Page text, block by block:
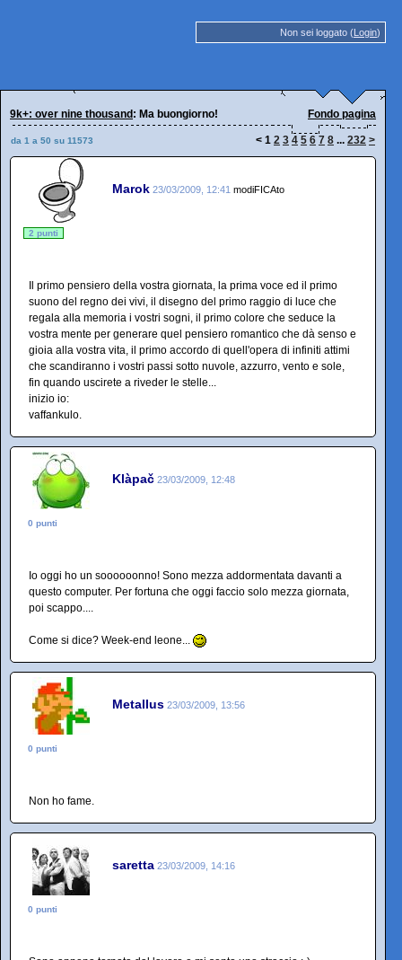
Non sei loggato (Login)
9k+: over nine thousand : Ma buongiorno! Fondo pagina
da 1 a 50 su 11573 < 1 2 3 4 5 6 7 8 ... 232 >
Marok 23/03/2009, 12:41 modiFICAto
2 punti
Il primo pensiero della vostra giornata, la prima voce ed il primo
suono del regno dei vivi, il disegno del primo raggio di luce che
regala alla memoria i vostri sogni, il primo colore che seduce la
vostra mente per generare quel pensiero romantico che dà senso e
gioia alla vostra vita, il primo accordo di quell'opera di infiniti attimi
che scandiranno i vostri passi sotto nuvole, azzurro, vento e sole,
fin quando uscirete a riveder le stelle...
inizio io:
vaffankulo.
Klàpač 23/03/2009, 12:48
0 punti
Io oggi ho un soooooonno! Sono mezza addormentata davanti a
questo computer. Per fortuna che oggi faccio solo mezza giornata,
poi scappo....
Come si dice? Week-end leone...
Metallus 23/03/2009, 13:56
0 punti
Non ho fame.
saretta 23/03/2009, 14:16
0 punti